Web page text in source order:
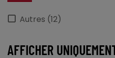
Autres (12)
AFFICHER